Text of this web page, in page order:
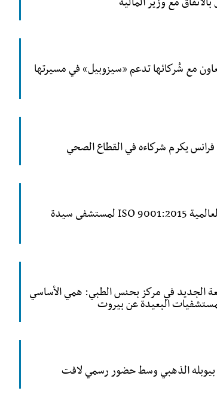
مع شُركائها تدعم «سيزوبيل» في مسيرتها
يكرم شركاءه في القطاع الصحي
تثبيت شهادة الجودة العالمية ISO 9001:2015 لمستشفى سيدة
الجديد في مركز بحنس الطبي: همي الأساسي
البعيدة عن بيروت
الذهبي وسط حضور رسمي لافت